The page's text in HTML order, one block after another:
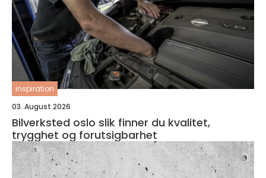
inspiration
03. August 2026
Bilverksted oslo slik finner du kvalitet,
trygghet og forutsigbarhet